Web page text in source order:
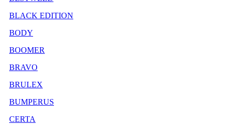
BLACK EDITION
BODY
BOOMER
BRAVO
BRULEX
BUMPERUS
CERTA